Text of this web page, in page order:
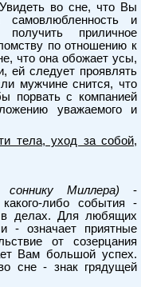
во сне, что Вы
и
приличное
по отношению к
что она обожает усы,
ей следует проявлять
мужчине снится, что
порвать с компанией
уважаемого и
тела, уход за собой,
соннику Миллера) -
либо события -
в делах. Для любящих
- означает приятные
от созерцания
Вам большой успех.
сне - знак грядущей